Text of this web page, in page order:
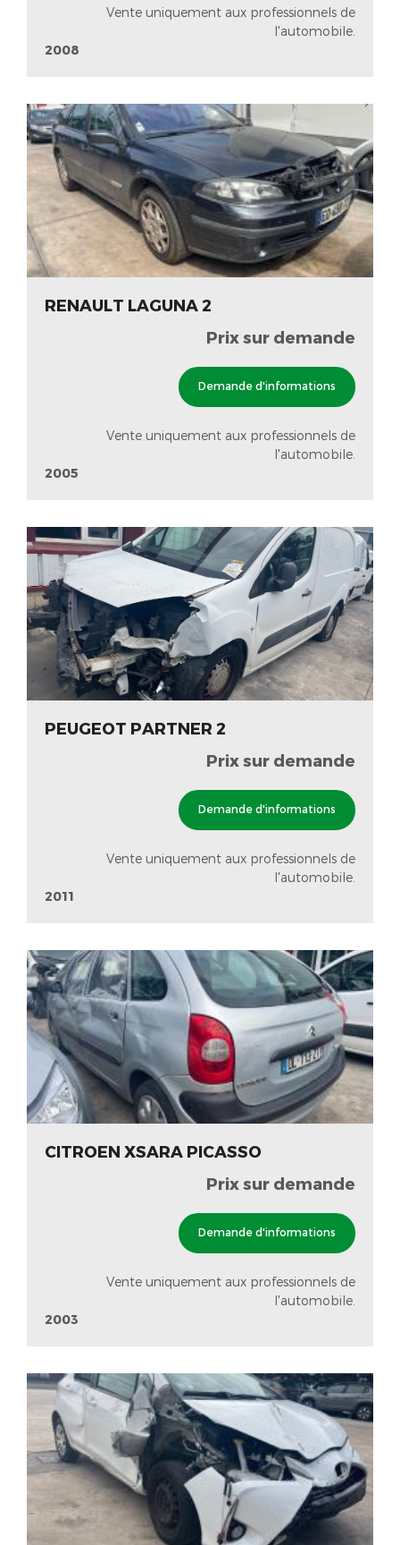
Vente uniquement aux professionnels de
l'automobile.
2008
RENAULT LAGUNA 2
Prix sur demande
Demande d'informations
Vente uniquement aux professionnels de
l'automobile.
2005
PEUGEOT PARTNER 2
Prix sur demande
Demande d'informations
Vente uniquement aux professionnels de
l'automobile.
2011
CITROEN XSARA PICASSO
Prix sur demande
Demande d'informations
Vente uniquement aux professionnels de
l'automobile.
2003